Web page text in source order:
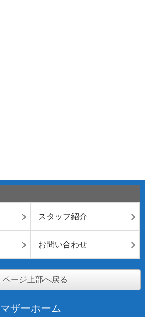
スタッフ紹介
お問い合わせ
ページ上部へ戻る
マザーホーム